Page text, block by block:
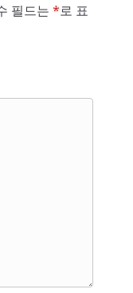
필드는 *로 표